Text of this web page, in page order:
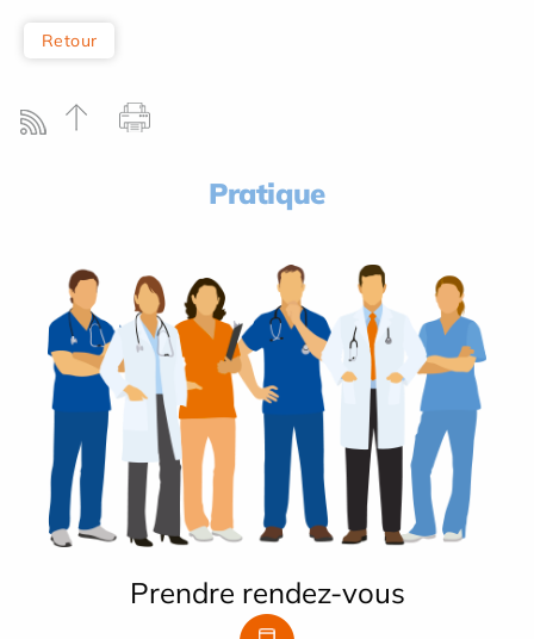
Retour
Pratique
Prendre rendez-vous